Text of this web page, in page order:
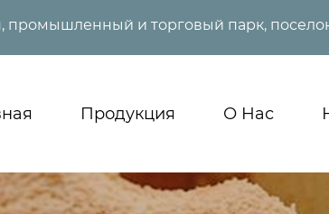
промышленный и торговый парк,
Продукция О Нас